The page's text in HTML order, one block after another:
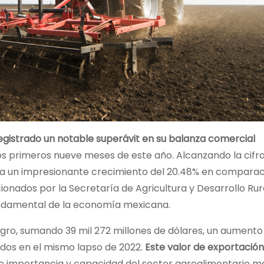
un notable superávit en su balanza comercial
primeros nueve meses de este año. Alcanzando la
un impresionante crecimiento del 20.48% en
por la Secretaría de Agricultura y Desarrollo
de la economía mexicana.
sumando 39 mil 272 millones de dólares, un aumento
en el mismo lapso de 2022. Este valor de